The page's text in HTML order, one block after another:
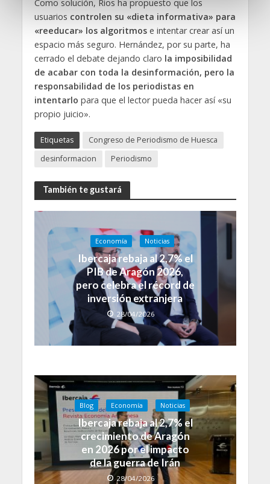
Como solución, Rios ha propuesto que los
usuarios controlen su «dieta informativa» para
«reeducar» los algoritmos e intentar crear así un
espacio más seguro. Hernández, por su parte, ha
cerrado el debate dejando claro la imposibilidad
de acabar con toda la desinformación, pero la
responsabilidad de los periodistas en
intentarlo para que el lector pueda hacer así «su
propio juicio».
Etiquetas
Congreso de Periodismo de Huesca
desinformacion
Periodismo
También te gustará
Economía Noticias
Ibercaja rebaja al 2,7% el
PIB de Aragón 2026,
pero celebra el récord de
inversión extranjera
28/04/2026
Blog Economía Noticias
Ibercaja rebaja al 2,7% el
crecimiento de Aragón
en 2026 por el impacto
de la guerra de Irán
28/04/2026